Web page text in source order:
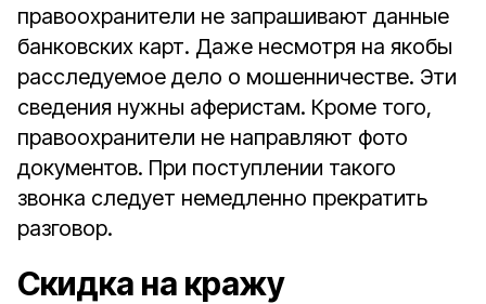
правоохранители не запрашивают данные
банковских карт. Даже несмотря на якобы
расследуемое дело о мошенничестве. Эти
сведения нужны аферистам. Кроме того,
правоохранители не направляют фото
документов. При поступлении такого
звонка следует немедленно прекратить
разговор.
Скидка на кражу